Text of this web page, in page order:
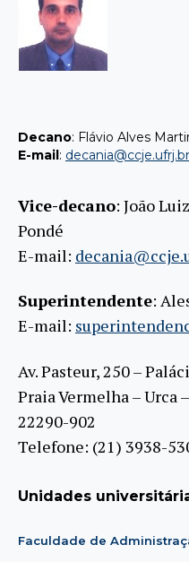
Decano: Flávio Alves
E-mail: decania@ccje.ufrj.br
Vice-decano: João
Pondé
E-mail:
Superintendente:
E-mail:
Av. Pasteur, 250 –
Praia Vermelha – Urca
22290-902
Telefone: (21) 3938-
Unidades
Faculdade de